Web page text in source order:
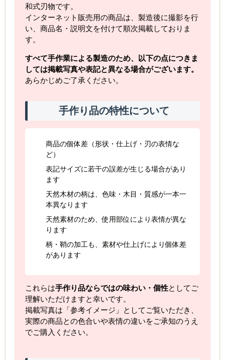
和式刃物です。
インターネット販売用の商品は、製造後に撮影を行
い、商品名・説明文を付けて順次掲載しておりま
す。
すべて手作業による製造のため、以下の点につきま
しては掲載写真や表記と異なる場合がございます。
あらかじめご了承ください。
手作り品の特性について
商品の個体差（形状・仕上げ・刃の表情な
ど）
表記サイズに若干の誤差が生じる場合があり
ます
天然木材の柄は、色味・木目・質感が一本一
本異なります
天然素材のため、使用部位により表情が異な
ります
柄・鞘の加工も、素材や仕上げにより個体差
があります
これらは手作り品ならではの味わい・個性としてご
理解いただけますと幸いです。
掲載写真は「参考イメージ」としてご覧いただき、
実際の商品との色合いや表情の違いをご承知のうえ
でご購入ください。